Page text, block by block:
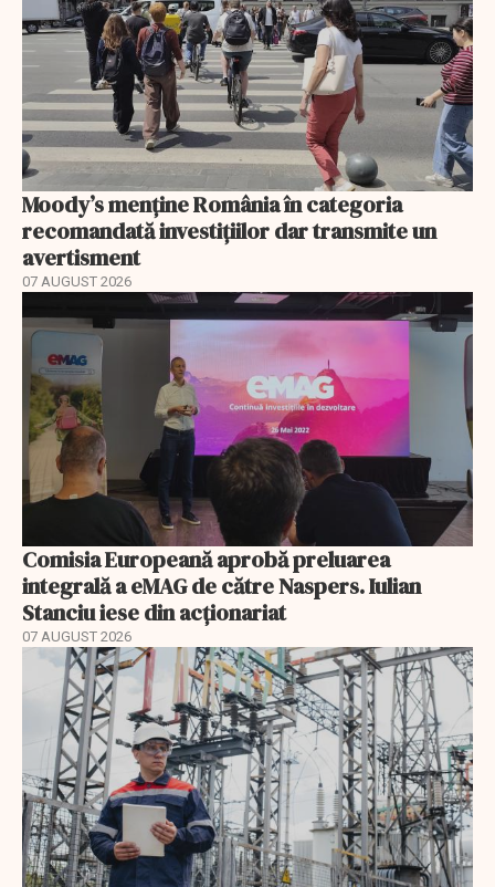
Moody’s menține România în categoria
recomandată investițiilor dar transmite un
avertisment
07 AUGUST 2026
Comisia Europeană aprobă preluarea
integrală a eMAG de către Naspers. Iulian
Stanciu iese din acționariat
07 AUGUST 2026